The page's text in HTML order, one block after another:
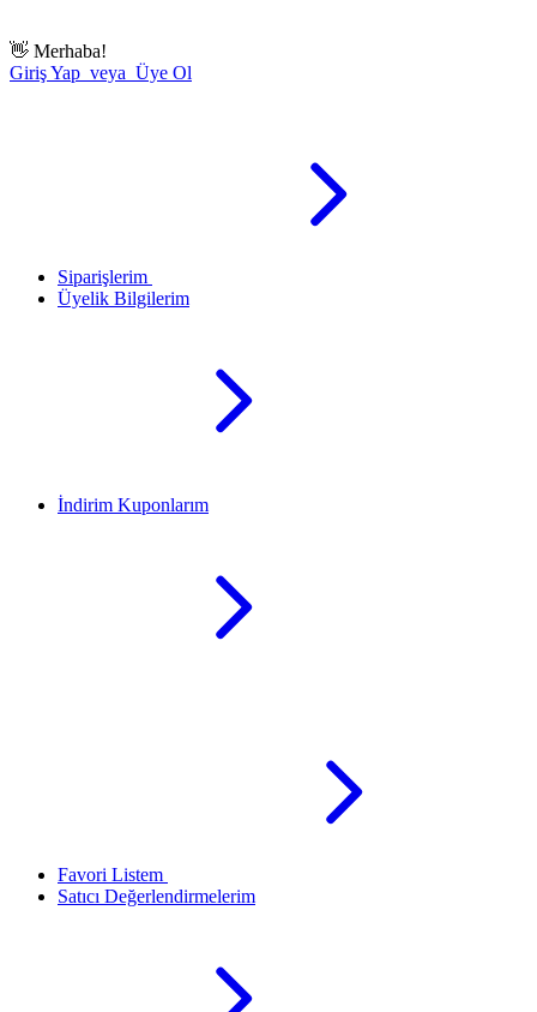
👋 Merhaba!
Giriş Yap veya Üye Ol
Siparişlerim
Üyelik Bilgilerim
İndirim Kuponlarım
Favori Listem
Satıcı Değerlendirmelerim